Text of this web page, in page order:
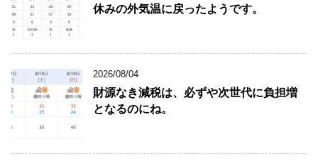
休みの外気温に戻ったようです。
2026/08/04
財源なき減税は、必ずや次世代に負担増
となるのにね。